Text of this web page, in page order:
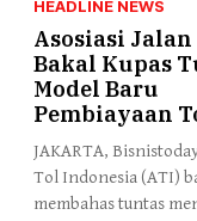
HEADLINE NEWS
Asosiasi Jalan
Bakal Kupas
Model Baru
Pembiayaan
JAKARTA,
Tol Indonesia (ATI)
membahas tuntas